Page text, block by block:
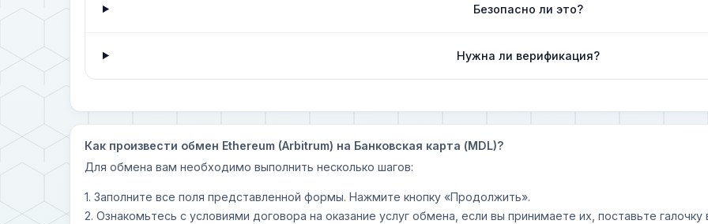
Безопасно ли это?
Нужна ли верификация?
Как произвести обмен Ethereum (Arbitrum) на Банковская карта (MDL)?
Для обмена вам необходимо выполнить несколько шагов:
1. Заполните все поля представленной формы. Нажмите кнопку «Продолжить».
2. Ознакомьтесь с условиями договора на оказание услуг обмена, если вы принимаете их, поставьте